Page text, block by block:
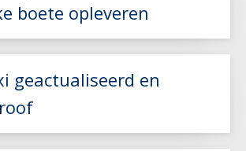
boete opleveren
geactualiseerd en